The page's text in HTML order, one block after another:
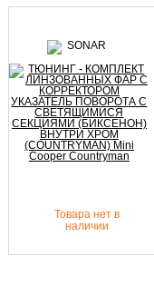
Товара нет в
наличии